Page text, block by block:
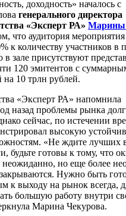
доходность» началось с
генерального директора
«Эксперт РА» Марины
что аудитория мероприятия
к количеству участников в
в зале присутствуют
120 эмитентов с
10 трлн рублей.
«Эксперт РА» напомнила
назад проблемы рынка
сейчас, по истечении
высокую
«Не ждите лучших
будьте готовы к тому, что
неожиданно, но еще более
Нужно быть
к выходу на рынок всегда,
большую работу внутри
Марина Чекурова.